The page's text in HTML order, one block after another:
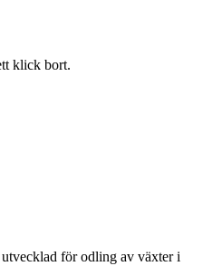
klick bort.
för odling av växter i